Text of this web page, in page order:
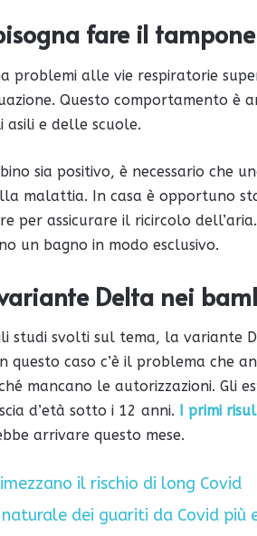
fare il
problemi alle vie respiratorie
Questo comportamento è
asili e delle scuole.
sia positivo, è necessario che
malattia. In casa è opportuno
per assicurare il ricircolo
un bagno in modo esclusivo.
Delta nei
studi svolti sul tema, la variante
questo caso c’è il problema che
mancano le autorizzazioni. Gli
d’età sotto i 12 anni.
I primi
arrivare questo mese.
il rischio di long Covid
dei guariti da Covid